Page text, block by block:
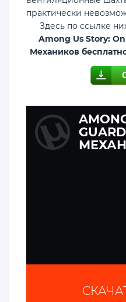
практически
Здесь по ссылке
Among Us Story:
Механиков